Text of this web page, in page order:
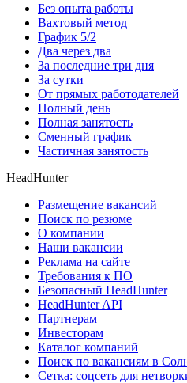
Без опыта работы
Вахтовый метод
График 5/2
Два через два
За последние три дня
За сутки
От прямых работодателей
Полный день
Полная занятость
Сменный график
Частичная занятость
HeadHunter
Размещение вакансий
Поиск по резюме
О компании
Наши вакансии
Реклама на сайте
Требования к ПО
Безопасный HeadHunter
HeadHunter API
Партнерам
Инвесторам
Каталог компаний
Поиск по вакансиям в
Сетка: соцсеть для